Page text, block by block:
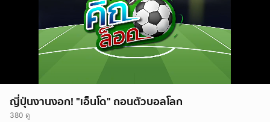
ญี่ปุ่นงานงอก! "เอ็นโด" ถอนตัวบอลโลก
380 ดู